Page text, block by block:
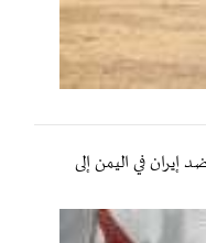
في اليمن إلى